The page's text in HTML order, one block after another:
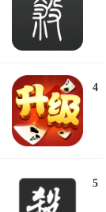
4
5